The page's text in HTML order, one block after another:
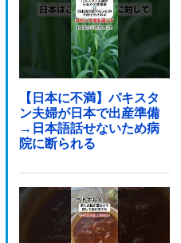
【日本に不満】パキスタ
ン夫婦が日本で出産準備
→日本語話せないため病
院に断られる